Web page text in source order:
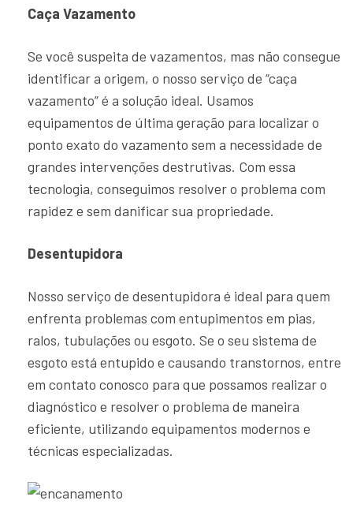
Caça Vazamento
Se você suspeita de vazamentos, mas não consegue
identificar a origem, o nosso serviço de “caça
vazamento” é a solução ideal. Usamos
equipamentos de última geração para localizar o
ponto exato do vazamento sem a necessidade de
grandes intervenções destrutivas. Com essa
tecnologia, conseguimos resolver o problema com
rapidez e sem danificar sua propriedade.
Desentupidora
Nosso serviço de desentupidora é ideal para quem
enfrenta problemas com entupimentos em pias,
ralos, tubulações ou esgoto. Se o seu sistema de
esgoto está entupido e causando transtornos, entre
em contato conosco para que possamos realizar o
diagnóstico e resolver o problema de maneira
eficiente, utilizando equipamentos modernos e
técnicas especializadas.